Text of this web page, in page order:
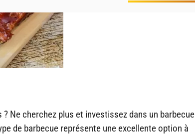
Ne cherchez plus et investissez dans un barbecue
de barbecue représente une excellente option à